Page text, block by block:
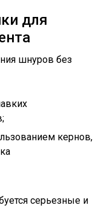
для
шнуров без
кернов,
серьезные и